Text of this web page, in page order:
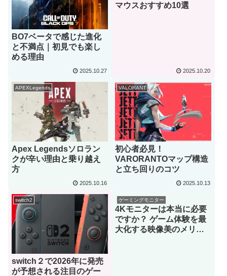
BO7ベータで感じた進化
と不満点｜初見でも楽し
める理由
2025.10.27
マウスおすすめ10選
2025.10.20
APEXLegends
Apex Legendsソロラン
クが辛い理由と乗り越え
方
2025.10.16
VALORANT
初心者必見！
VARORANTOマップ構造
と立ち回りのコツ
2025.10.13
switch2
switch２で2026年に発売
が予想される注目のゲー
ゲーミングモニター
4Kモニターは本当に必要
ですか？ ゲーム体験を最
大化する映像美のメリッ